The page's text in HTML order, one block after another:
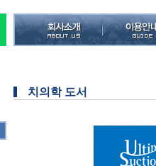
치의학 도서